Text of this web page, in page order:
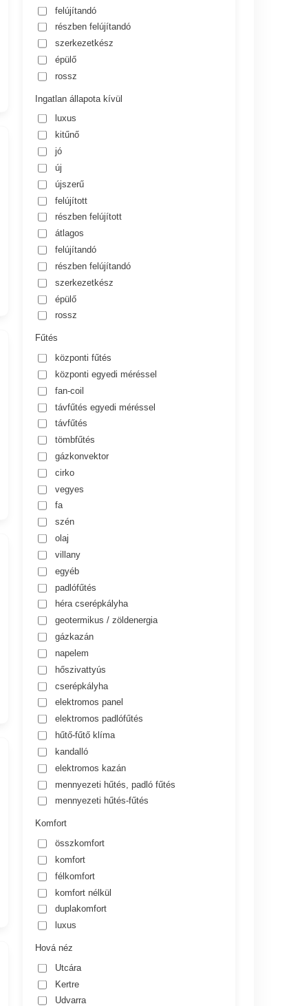
felújítandó
részben felújítandó
szerkezetkész
épülő
rossz
Ingatlan állapota kívül
luxus
kitűnő
jó
új
újszerű
felújított
részben felújított
átlagos
felújítandó
részben felújítandó
szerkezetkész
épülő
rossz
Fűtés
központi fűtés
központi egyedi méréssel
fan-coil
távfűtés egyedi méréssel
távfűtés
tömbfűtés
gázkonvektor
cirko
vegyes
fa
szén
olaj
villany
egyéb
padlófűtés
héra cserépkályha
geotermikus / zöldenergia
gázkazán
napelem
hőszivattyús
cserépkályha
elektromos panel
elektromos padlófűtés
hűtő-fűtő klíma
kandalló
elektromos kazán
mennyezeti hűtés, padló fűtés
mennyezeti hűtés-fűtés
Komfort
összkomfort
komfort
félkomfort
komfort nélkül
duplakomfort
luxus
Hová néz
Utcára
Kertre
Udvarra